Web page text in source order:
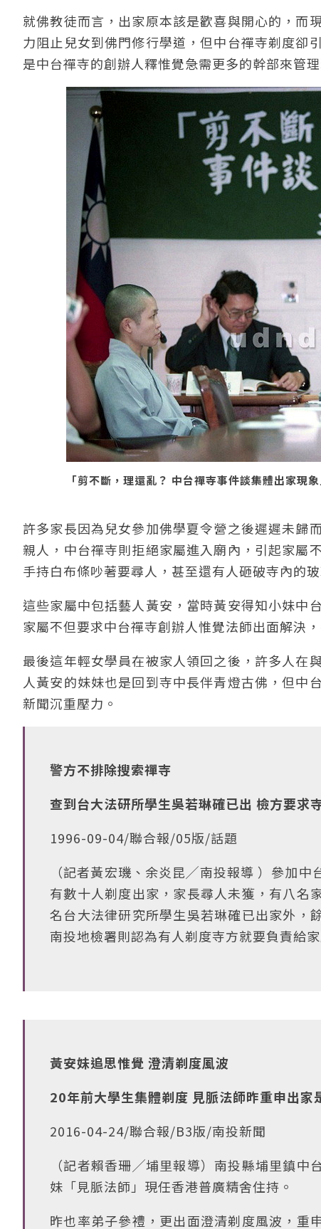
就佛教徒而言，出家原本該是歡喜與開心的，而
力阻止兒女到佛門修行學道，但中台禪寺剃度卻
是中台禪寺的創辦人釋惟覺急需更多的幹部來管
「剪不斷，理還亂？ 中台禪寺事件談集體出家
許多家長因為兒女參加佛學夏令營之後遲遲未歸
親人，中台禪寺則拒絕家屬進入廟內，引起家屬
手持白布條吵著要尋人，甚至還有人砸破寺內的玻
這些家屬中包括藝人黃安，當時黃安得知小妹中
家屬不但要求中台禪寺創辦人惟覺法師出面解決
最後這年輕女學員在被家人領回之後，許多人在
人黃安的妹妹也是回到寺中長伴青燈古佛，但中
新聞沉重壓力。
警方不排除搜索禪寺
查到台大法研所學生吳若琳確已出 檢方要求
1996-09-04/聯合報/05版/話題
（記者黃宏璣、余炎昆╱南投報導 ）參加
有數十人剃度出家，家長尋人未獲，有八名
名台大法律研究所學生吳若琳確已出家外，
南投地檢署則認為有人剃度寺方就要負責給
黃安妹追思惟覺 澄清剃度風波
20年前大學生集體剃度 見脈法師昨重申出家
2016-04-24/聯合報/B3版/南投新聞
（記者賴香珊╱埔里報導）南投縣埔里鎮
妹「見脈法師」現任香港普廣精舍住持。
昨也率弟子參禮，更出面澄清剃度風波，重